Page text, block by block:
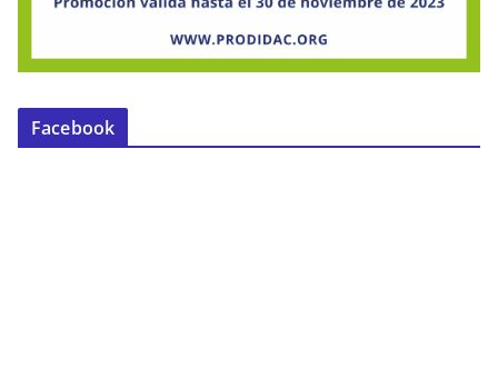
Facebook